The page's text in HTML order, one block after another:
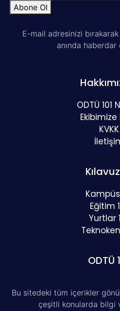
Abone Ol
E-mail adresinizi
anında
ODTÜ 101
Ekibimize
KVKK
Kampüs
Eğitim
Yurtlar
ODTÜ
Bu sitedeki tüm içerikler
çeşitli konularda bilgi